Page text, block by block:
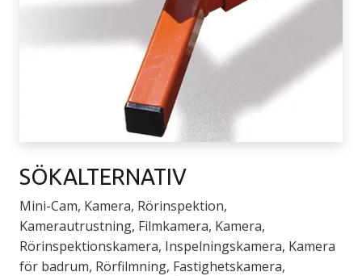
SÖKALTERNATIV
Mini-Cam, Kamera, Rörinspektion,
Kamerautrustning, Filmkamera, Kamera,
Rörinspektionskamera, Inspelningskamera, Kamera
för badrum, Rörfilmning, Fastighetskamera,